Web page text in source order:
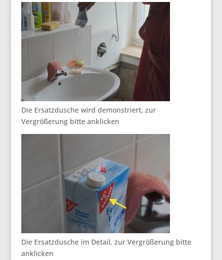
Die Ersatzdusche wird demonstriert, zur
Vergrößerung bitte anklicken
Die Ersatzdusche im Detail, zur Vergrößerung bitte
anklicken